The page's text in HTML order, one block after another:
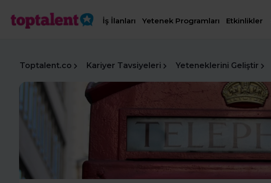
İş İlanları Yetenek Programları Etkinlikler
Toptalent.co Kariyer Tavsiyeleri Yeteneklerini Geliştir